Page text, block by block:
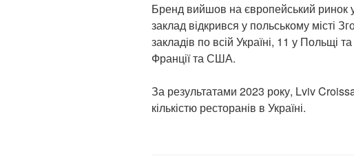
Бренд вийшов на європейський ринок
заклад відкрився у польському місті
закладів по всій Україні, 11 у Польщі
Франції та США.
За результатами 2023 року, Lviv
кількістю ресторанів в Україні.